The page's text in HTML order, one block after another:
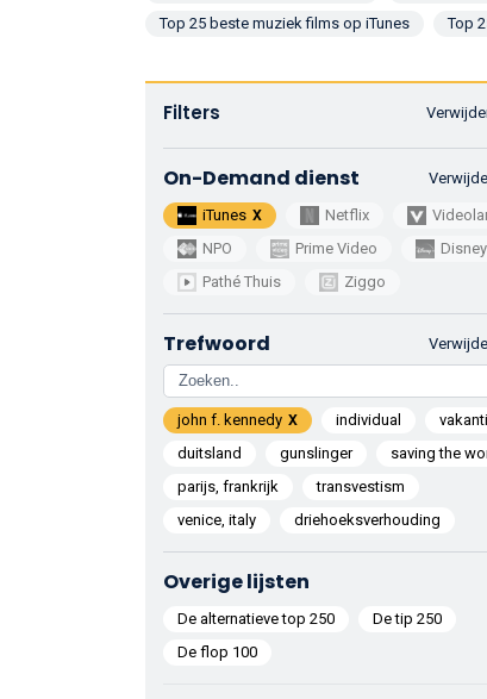
Top 25 beste muziek films op iTunes
Top
Filters
On-Demand dienst
iTunes Netflix
NPO
Prime Video
Pathé Thuis
Ziggo
Trefwoord
john f. kennedy individual
duitsland
gunslinger
saving the
parijs, frankrijk
transvestism
venice, italy
driehoeksverhouding
Overige lijsten
De alternatieve top 250
De tip 250
De flop 100